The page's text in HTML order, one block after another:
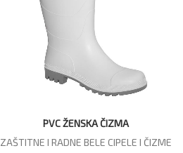
PVC ŽENSKA ČIZMA
ZAŠTITNE I RADNE BELE CIPELE I ČIZME